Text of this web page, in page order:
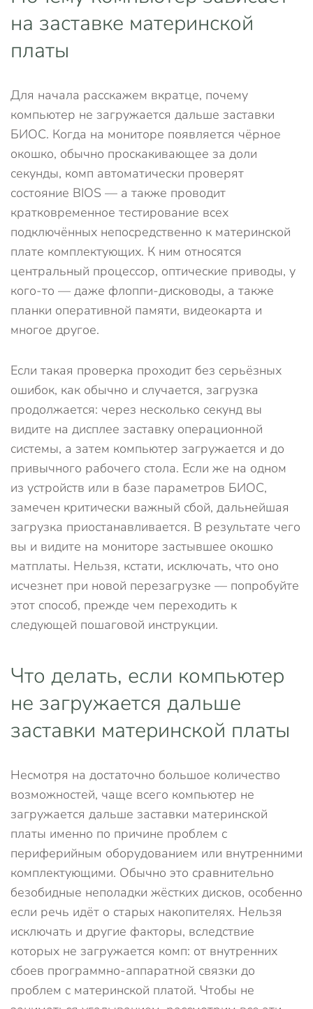
на заставке материнской
платы
Для начала расскажем вкратце, почему
компьютер не загружается дальше заставки
БИОС. Когда на мониторе появляется чёрное
окошко, обычно проскакивающее за доли
секунды, комп автоматически проверят
состояние BIOS — а также проводит
кратковременное тестирование всех
подключённых непосредственно к материнской
плате комплектующих. К ним относятся
центральный процессор, оптические приводы, у
кого-то — даже флоппи-дисководы, а также
планки оперативной памяти, видеокарта и
многое другое.
Если такая проверка проходит без серьёзных
ошибок, как обычно и случается, загрузка
продолжается: через несколько секунд вы
видите на дисплее заставку операционной
системы, а затем компьютер загружается и до
привычного рабочего стола. Если же на одном
из устройств или в базе параметров БИОС,
замечен критически важный сбой, дальнейшая
загрузка приостанавливается. В результате чего
вы и видите на мониторе застывшее окошко
матплаты. Нельзя, кстати, исключать, что оно
исчезнет при новой перезагрузке — попробуйте
этот способ, прежде чем переходить к
следующей пошаговой инструкции.
Что делать, если компьютер
не загружается дальше
заставки материнской платы
Несмотря на достаточно большое количество
возможностей, чаще всего компьютер не
загружается дальше заставки материнской
платы именно по причине проблем с
периферийным оборудованием или внутренними
комплектующими. Обычно это сравнительно
безобидные неполадки жёстких дисков, особенно
если речь идёт о старых накопителях. Нельзя
исключать и другие факторы, вследствие
которых не загружается комп: от внутренних
сбоев программно-аппаратной связки до
проблем с материнской платой. Чтобы не